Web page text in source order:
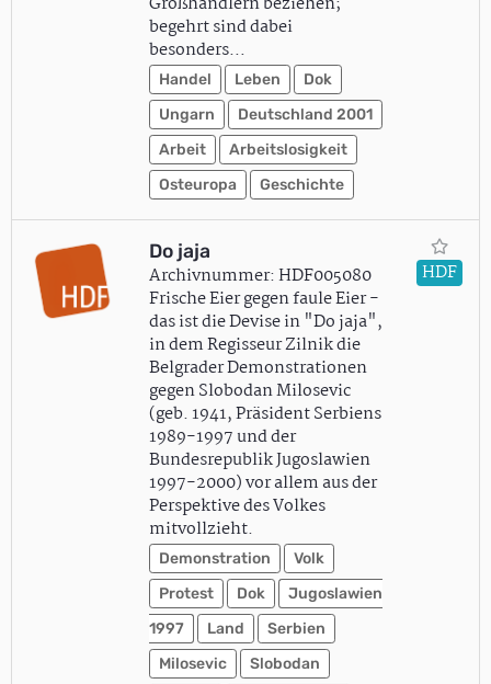
begehrt sind dabei
besonders…
Handel Leben
Dok
Ungarn
Deutschland 2001
Arbeit
Arbeitslosigkeit
Osteuropa
Geschichte
Do jaja
Archivnummer: HDF005080
Frische Eier gegen faule Eier -
das ist die Devise in "Do jaja",
in dem Regisseur Zilnik die
Belgrader Demonstrationen
gegen Slobodan Milosevic
(geb. 1941, Präsident Serbiens
1989-1997 und der
Bundesrepublik Jugoslawien
1997-2000) vor allem aus der
Perspektive des Volkes
mitvollzieht.
Demonstration
Volk
Protest
Dok
Jugoslawien
1997
Land
Serbien
Milosevic
Slobodan
HDF